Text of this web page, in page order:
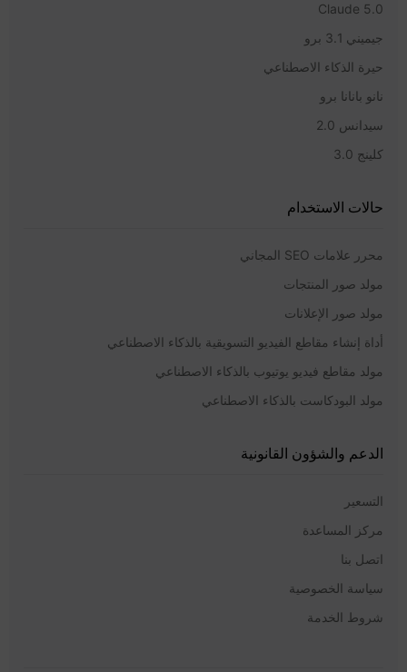
Claude 5.0
جيميني 3.1 برو
حيرة الذكاء الاصطناعي
نانو بانانا برو
سيدانس 2.0
كلينج 3.0
حالات الاستخدام
محرر علامات SEO المجاني
مولد صور المنتجات
مولد صور الإعلانات
أداة إنشاء مقاطع الفيديو التسويقية بالذكاء الاصطناعي
مولد مقاطع فيديو يوتيوب بالذكاء الاصطناعي
مولد البودكاست بالذكاء الاصطناعي
الدعم والشؤون القانونية
التسعير
مركز المساعدة
اتصل بنا
سياسة الخصوصية
شروط الخدمة